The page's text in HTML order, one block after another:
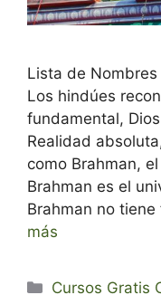
Lista de
Los hindúes
fundamental,
Realidad
como Brahman,
Brahman es el
Brahman no
más
Categorías
Cursos Gratis